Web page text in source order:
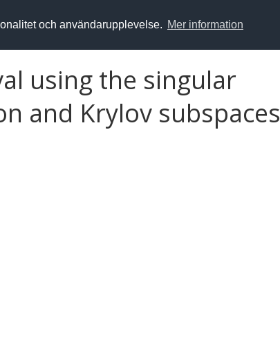
och användarupplevelse. Mer information
using the singular
and Krylov subspaces